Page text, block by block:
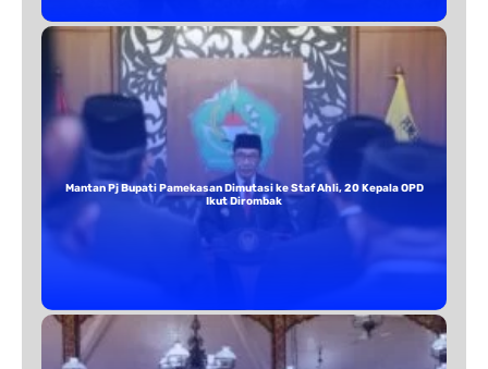
Mantan Pj Bupati Pamekasan Dimutasi ke Staf Ahli, 20 Kepala OPD
Ikut Dirombak